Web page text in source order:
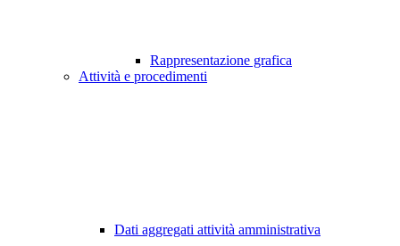
Rappresentazione grafica
Attività e procedimenti
Dati aggregati attività amministrativa